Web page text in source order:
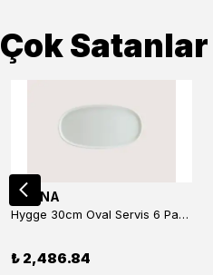
Çok Satanlar
BONNA
Hygge 30cm Oval Servis 6 Parça
₺ 2,486.84